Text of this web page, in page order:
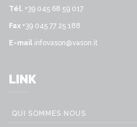
Tél. +39 045 68 59 017
Fax +39 045 77 25 188
E-mail infovason@vason.it
LINK
QUI SOMMES NOUS